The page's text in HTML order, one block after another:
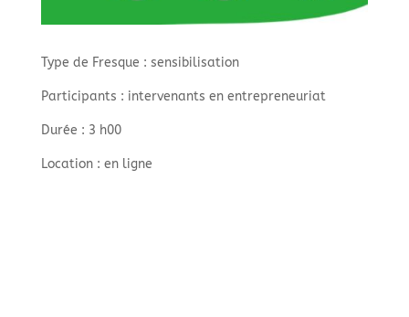
Type de Fresque : sensibilisation
Participants : intervenants en entrepreneuriat
Durée : 3 h00
Location : en ligne